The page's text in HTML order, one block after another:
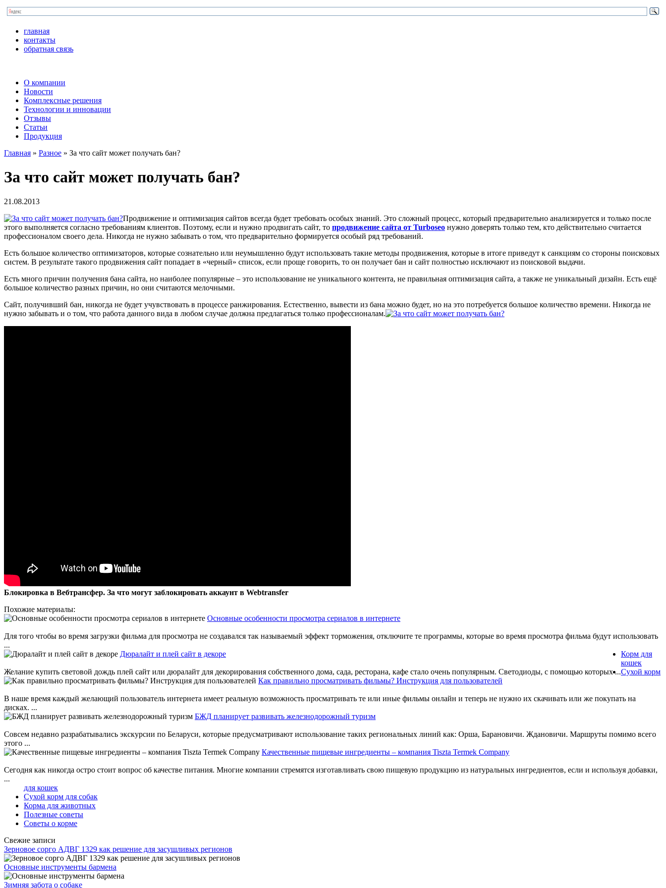
главная
контакты
обратная связь
О компании
Новости
Комплексные решения
Технологии и инновации
Отзывы
Статьи
Продукция
Главная » Разное » За что сайт может получать бан?
За что сайт может получать бан?
21.08.2013
Продвижение и оптимизация сайтов всегда будет требовать особых знаний. Это сложный процесс, который предварительно анализируется и только после
этого выполняется согласно требованиям клиентов. Поэтому, если и нужно продвигать сайт, то продвижение сайта от Turboseo нужно доверять только тем, кто действительно считается
профессионалом своего дела. Никогда не нужно забывать о том, что предварительно формируется особый ряд требований.
Есть большое количество оптимизаторов, которые сознательно или неумышленно будут использовать такие методы продвижения, которые в итоге приведут к санкциям со стороны поисковых
систем. В результате такого продвижения сайт попадает в «черный» список, если проще говорить, то он получает бан и сайт полностью исключают из поисковой выдачи.
Есть много причин получения бана сайта, но наиболее популярные – это использование не уникального контента, не правильная оптимизация сайта, а также не уникальный дизайн. Есть ещё
большое количество разных причин, но они считаются мелочными.
Сайт, получивший бан, никогда не будет учувствовать в процессе ранжирования. Естественно, вывести из бана можно будет, но на это потребуется большое количество времени. Никогда не
нужно забывать и о том, что работа данного вида в любом случае должна предлагаться только профессионалам.
Блокировка в Вебтрансфер. За что могут заблокировать аккаунт в Webtransfer
Похожие материалы:
Основные особенности просмотра сериалов в интернете
Для того чтобы во время загрузки фильма для просмотра не создавался так называемый эффект торможения, отключите те программы, которые во время просмотра фильма будут использовать
...
Дюралайт и плей сайт в декоре
Желание купить световой дождь плей сайт или дюралайт для декорирования собственного дома, сада, ресторана, кафе стало очень популярным. Светодиоды, с помощью которых ...
Как правильно просматривать фильмы? Инструкция для пользователей
В наше время каждый желающий пользователь интернета имеет реальную возможность просматривать те или иные фильмы онлайн и теперь не нужно их скачивать или же покупать на
дисках. ...
БЖД планирует развивать железнодорожный туризм
Совсем недавно разрабатывались экскурсии по Беларуси, которые предусматривают использование таких региональных линий как: Орша, Барановичи. Ждановичи. Маршруты помимо всего
этого ...
Качественные пищевые ингредиенты – компания Tiszta Termek Company
Сегодня как никогда остро стоит вопрос об качестве питания. Многие компании стремятся изготавливать свою пищевую продукцию из натуральных ингредиентов, если и используя добавки,
...
Корм для
кошек
Сухой корм
для кошек
Сухой корм для собак
Корма для животных
Полезные советы
Советы о корме
Свежие записи
Зерновое сорго АДВГ 1329 как решение для засушливых регионов
Основные инструменты бармена
Зимняя забота о собаке